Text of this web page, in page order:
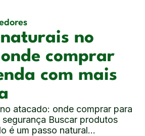
no
comprar
com mais
atacado: onde comprar para
Buscar produtos
é um passo natural...